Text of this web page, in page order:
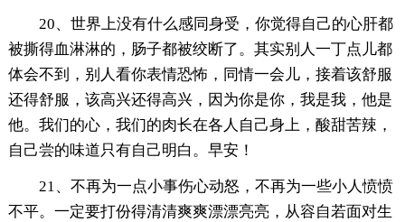
20、世界上没有什么感同身受，你觉得自己的心肝都
被撕得血淋淋的，肠子都被绞断了。其实别人一丁点儿都
体会不到，别人看你表情恐怖，同情一会儿，接着该舒服
还得舒服，该高兴还得高兴，因为你是你，我是我，他是
他。我们的心，我们的肉长在各人自己身上，酸甜苦辣，
自己尝的味道只有自己明白。早安！
21、不再为一点小事伤心动怒，不再为一些小人愤愤
不平。一定要打份得清清爽爽漂漂亮亮，从容自若面对生